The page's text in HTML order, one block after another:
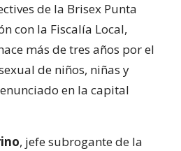
de la Brisex Punta
con la Fiscalía Local,
más de tres años por el
de niños, niñas y
en la capital
, jefe subrogante de la